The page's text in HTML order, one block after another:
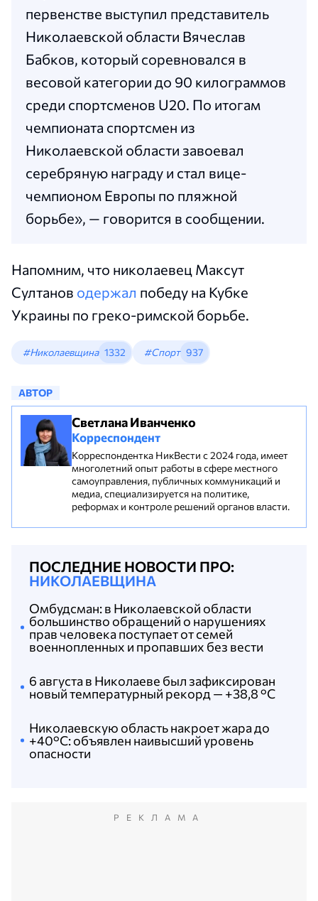
первенстве выступил представитель
Николаевской области Вячеслав
Бабков, который соревновался в
весовой категории до 90 килограммов
среди спортсменов U20. По итогам
чемпионата спортсмен из
Николаевской области завоевал
серебряную награду и стал вице-
чемпионом Европы по пляжной
борьбе», — говорится в сообщении.
Напомним, что николаевец Максут
Султанов одержал победу на Кубке
Украины по греко-римской борьбе.
#Николаевщина 1332 #Спорт 937
АВТОР
Светлана Иванченко
Корреспондент
Корреспондентка НикВести с 2024 года, имеет
многолетний опыт работы в сфере местного
самоуправления, публичных коммуникаций и
медиа, специализируется на политике,
реформах и контроле решений органов власти.
ПОСЛЕДНИЕ НОВОСТИ ПРО:
НИКОЛАЕВЩИНА
Николаевскую область накроет жара до
+40°C: объявлен наивысший уровень
опасности
6 августа в Николаеве был зафиксирован
новый температурный рекорд — +38,8 °С
Омбудсман: в Николаевской области
большинство обращений о нарушениях
прав человека поступает от семей
военнопленных и пропавших без вести
РЕКЛАМА